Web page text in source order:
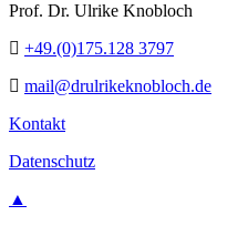
Prof. Dr. Ulrike Knobloch
+49.(0)175.128 3797
mail@drulrikeknobloch.de
Kontakt
Datenschutz
▲